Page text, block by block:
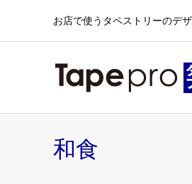
お店で使うタペストリーのデ
和食